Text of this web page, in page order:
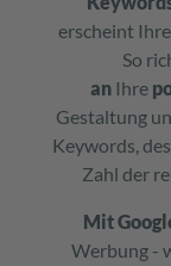
erscheint
So
an Ihre
Gestaltung
Keywords,
Zahl der
Mit
Werbung -